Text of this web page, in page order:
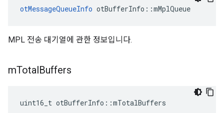
otMessageQueueInfo otBufferInfo ::mMplQueue
MPL 전송 대기열에 관한 정보입니다.
mTotalBuffers
uint16_t otBufferInfo ::mTotalBuffers